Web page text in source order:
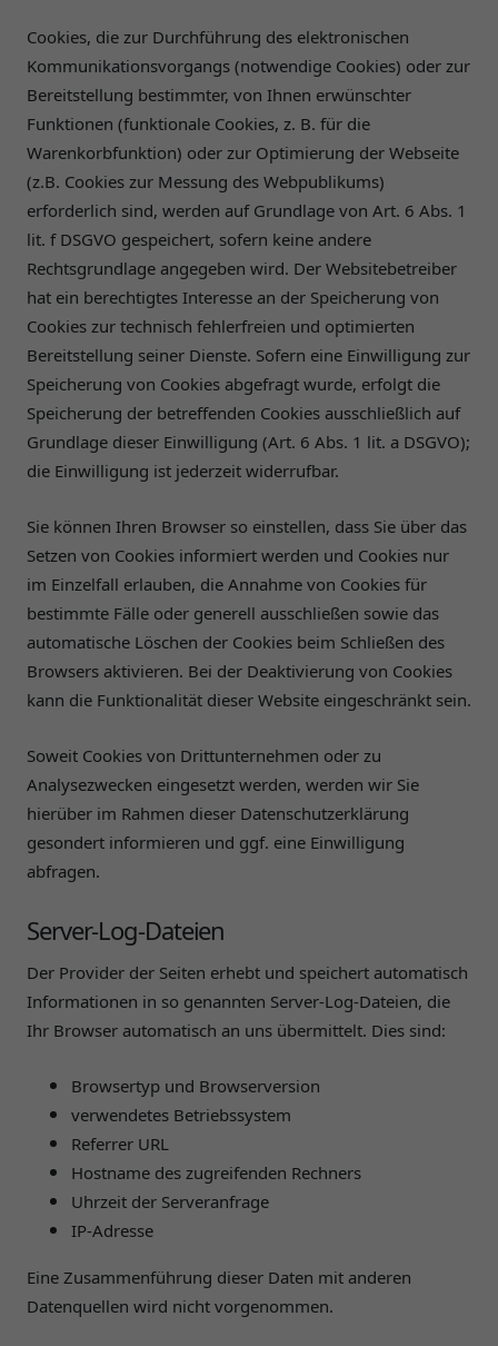
Cookies, die zur Durchführung des elektronischen
Kommunikationsvorgangs (notwendige Cookies) oder zur
Bereitstellung bestimmter, von Ihnen erwünschter
Funktionen (funktionale Cookies, z. B. für die
Warenkorbfunktion) oder zur Optimierung der Webseite
(z.B. Cookies zur Messung des Webpublikums)
erforderlich sind, werden auf Grundlage von Art. 6 Abs. 1
lit. f DSGVO gespeichert, sofern keine andere
Rechtsgrundlage angegeben wird. Der Websitebetreiber
hat ein berechtigtes Interesse an der Speicherung von
Cookies zur technisch fehlerfreien und optimierten
Bereitstellung seiner Dienste. Sofern eine Einwilligung zur
Speicherung von Cookies abgefragt wurde, erfolgt die
Speicherung der betreffenden Cookies ausschließlich auf
Grundlage dieser Einwilligung (Art. 6 Abs. 1 lit. a DSGVO);
die Einwilligung ist jederzeit widerrufbar.
Sie können Ihren Browser so einstellen, dass Sie über das
Setzen von Cookies informiert werden und Cookies nur
im Einzelfall erlauben, die Annahme von Cookies für
bestimmte Fälle oder generell ausschließen sowie das
automatische Löschen der Cookies beim Schließen des
Browsers aktivieren. Bei der Deaktivierung von Cookies
kann die Funktionalität dieser Website eingeschränkt sein.
Soweit Cookies von Drittunternehmen oder zu
Analysezwecken eingesetzt werden, werden wir Sie
hierüber im Rahmen dieser Datenschutzerklärung
gesondert informieren und ggf. eine Einwilligung
abfragen.
Server-Log-Dateien
Der Provider der Seiten erhebt und speichert automatisch
Informationen in so genannten Server-Log-Dateien, die
Ihr Browser automatisch an uns übermittelt. Dies sind:
Browsertyp und Browserversion
verwendetes Betriebssystem
Referrer URL
Hostname des zugreifenden Rechners
Uhrzeit der Serveranfrage
IP-Adresse
Eine Zusammenführung dieser Daten mit anderen
Datenquellen wird nicht vorgenommen.